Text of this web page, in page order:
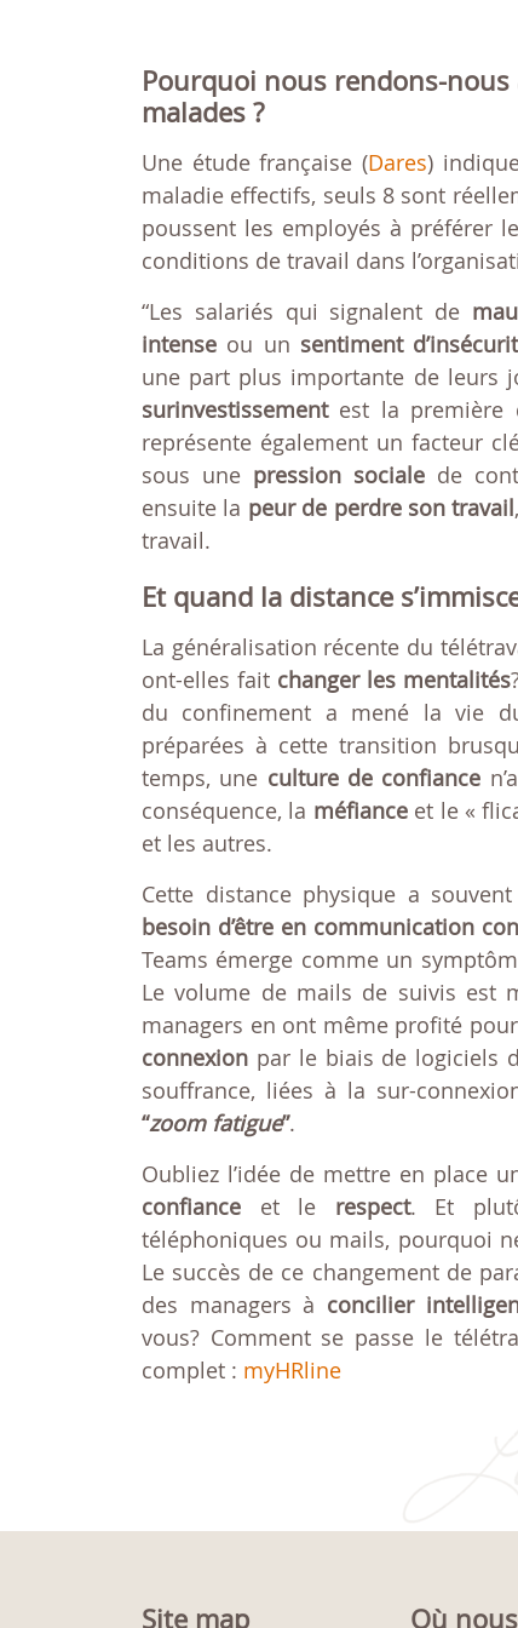
Pourquoi nous rendons-
malades ?
Une étude française (Dares)
maladie effectifs, seuls 8 sont
poussent les employés à préférer
conditions de travail dans
“Les salariés qui signalent de
intense ou un sentiment
une part plus importante de leurs
surinvestissementest la première
représente également un facteur
sous une pression sociale de
ensuite la peur de perdre son travail
travail.
Et quand la distance
La généralisation récente du
ont-elles fait changer les mentalités
du confinement a mené la vie
préparées à cette transition
temps, une culture de confiance
conséquence, la méfianceet le «
et les autres.
Cette distance physique a
besoin d’être en communication
Teams émerge comme un
Le volume de mails de suivis est
managers en ont même profité pour
connexion par le biais de logiciels
souffrance, liées à la sur-
“zoom fatigue”.
Oubliez l’idée de mettre en place
confiance et le respect. Et
téléphoniques ou mails, pourquoi
Le succès de ce changement de
des managers à concilier
vous? Comment se passe le
complet : myHRline
Site map Où